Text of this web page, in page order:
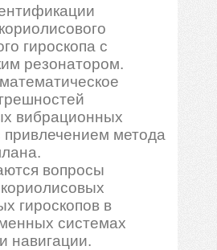
гироскопа с
резонатором.
вибрационных
привлечением метода
вопросы
гироскопов в
системах
навигации.